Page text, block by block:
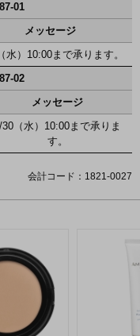
01
メッセージ
水）10:00まで承ります。
02
メッセージ
30（水）10:00まで承りま
す。
会計コード：1821-0027